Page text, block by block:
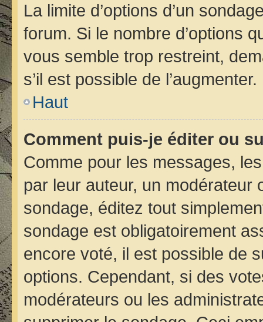
La limite d’options d’un
forum. Si le nombre d’options
vous semble trop restreint,
s’il est possible de l’augmenter.
Haut
Comment puis-je éditer ou
Comme pour les messages,
par leur auteur, un modérateur
sondage, éditez tout
sondage est obligatoirement
encore voté, il est possible de
options. Cependant, si des
modérateurs ou les